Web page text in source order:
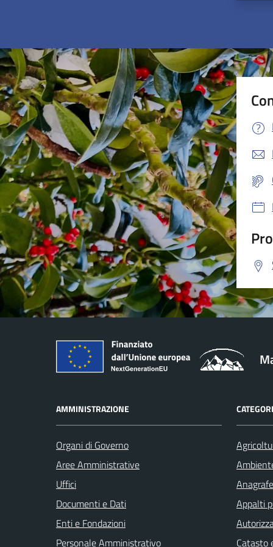
AMMINISTRAZIONE
Organi di Governo
Aree Amministrative
Uffici
Documenti e Dati
Enti e Fondazioni
Personale Amministrativo
Appalti
Catasto